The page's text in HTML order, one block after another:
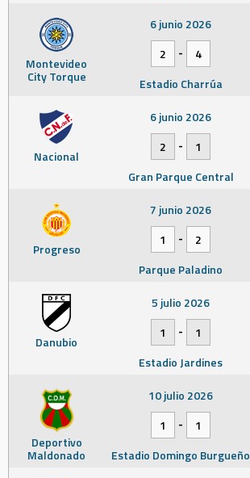
Montevideo
City Torque
6 junio 2026
2
-
4
Estadio Charrúa
Nacional
6 junio 2026
2
-
1
Gran Parque Central
Progreso
7 junio 2026
1
-
2
Parque Paladino
Danubio
5 julio 2026
1
-
1
Estadio Jardines
Deportivo
Maldonado
10 julio 2026
1
-
1
Estadio Domingo Burgueño